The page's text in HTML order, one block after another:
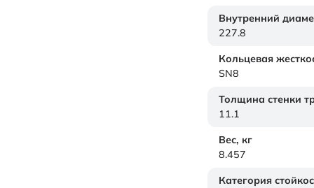
Внутренний
227.8
Кольцевая
SN8
Толщина стенки
11.1
Вес, кг
8.457
Категория